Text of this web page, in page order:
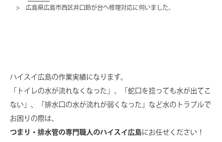
広島県広島市西区井口鈴が台へ修理対応に伺いました。
ハイスイ広島の作業実績になります。
「トイレの水が流れなくなった」、「蛇口を捻っても水が出てこ
ない」、
「排水口の水が流れが弱くなった」など水のトラブルで
お困りの際は、
つまり・排水管の専門職人のハイスイ広島にお任せください！